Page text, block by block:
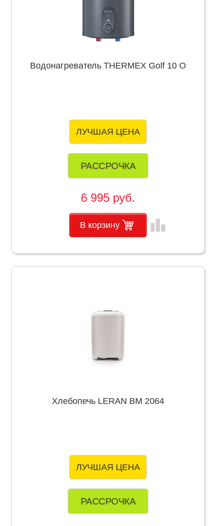
Водонагреватель THERMEX Golf 10 O
ЛУЧШАЯ ЦЕНА
РАССРОЧКА
6 995 руб.
В корзину leaderboard
Хлебопечь LERAN BM 2064
ЛУЧШАЯ ЦЕНА
РАССРОЧКА